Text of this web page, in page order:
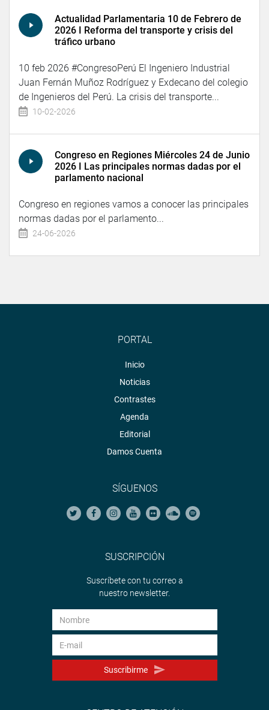
Actualidad Parlamentaria 10 de Febrero de
2026 I Reforma del transporte y crisis del
tráfico urbano
10 feb 2026 #CongresoPerú El Ingeniero Industrial
Juan Fernán Muñoz Rodríguez y Exdecano del colegio
de Ingenieros del Perú. La crisis del transporte...
10-02-2026
Congreso en Regiones Miércoles 24 de Junio
2026 I Las principales normas dadas por el
parlamento nacional
Congreso en regiones vamos a conocer las principales
normas dadas por el parlamento...
24-06-2026
PORTAL
Inicio
Noticias
Contrastes
Agenda
Editorial
Damos Cuenta
SÍGUENOS
SUSCRIPCIÓN
Suscríbete con tu correo a
nuestro newsletter.
Suscribirme